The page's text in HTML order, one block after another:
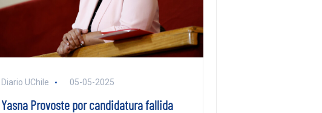
Diario UChile 05-05-2025
Yasna Provoste por candidatura fallida